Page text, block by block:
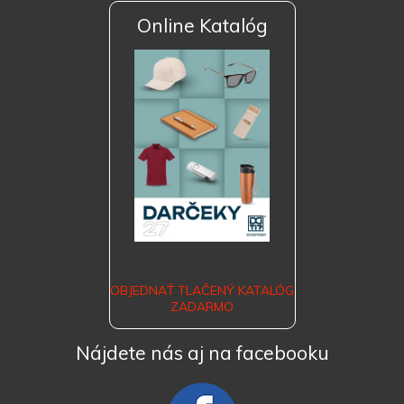
Online Katalóg
OBJEDNAŤ TLAČENÝ KATALÓG
ZADARMO
Nájdete nás aj na facebooku